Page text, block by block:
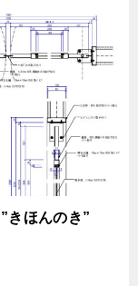
きほんのき”